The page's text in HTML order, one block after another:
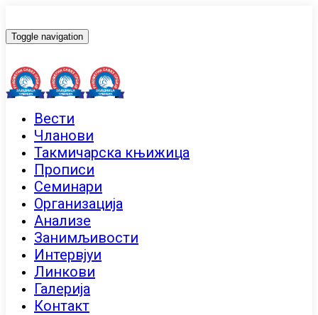
Toggle navigation
Вести
Чланови
Такмичарска књижица
Прописи
Семинари
Организација
Анализе
Занимљивости
Интервјуи
Линкови
Галерија
Контакт